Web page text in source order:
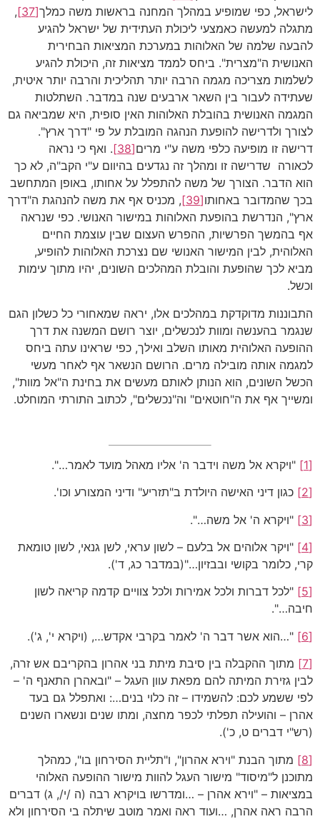
לישראל, כפי שמופיע במהלך המחנה בראשות משה כמלך[37]
,
מתגלה למעשה כאמצעי ליכולת העתידית של ישראל להגיע
להבעה שלמה של האלוהות במערכת המציאות הבחירית
האנושית ה"מצרית". ביחס לממד מציאות זה, היכולת להגיע
לשלמות מצריכה מגמה הרבה יותר תהליכית והרבה יותר איטית,
שעתידה לעבור בין השאר ארבעים שנה במדבר. השתלטות
המגמה האנושית בהובלת האלוהות האין סופית, היא שמביאה גם
לצורך ולדרישה להופעת הנהגה המובלת על פי "דרך ארץ".
דרישה זו מופיעה כלפי משה ע"י מרים[38]
. ואף כי נראה
לכאורה שדרישה זו ומהלך זה נגדעים בהיוום ע"י הקב"ה, לא כך
הוא הדבר. הצורך של משה להתפלל על אחותו, באופן המתחשב
בכך שהמדובר באחותו[39]
, מכניס אף את משה להנהגת ה"דרך
ארץ", הנדרשת בהופעת האלוהות במישור האנושי. כפי שנראה
אף בהמשך הפרשיות, ההפרש העצום שבין עוצמת החיים
האלוהית, לבין המישור האנושי שם נצרכת האלוהות להופיע,
מביא לכך שהופעת והובלת המהלכים השונים, יהיו מתוך עימות
וכשל.
התבוננות מדוקדקת במהלכים אלו, יראה שמאחורי כל כשלון הגם
שנגמר בהענשה ומוות לנכשלים, יוצר רושם המשנה את דרך
ההופעה האלוהית מאותו השלב ואילך, כפי שראינו עתה ביחס
למגמה אותה מובילה מרים. הרושם הנשאר אף לאחר מעשי
הכשל השונים, הוא הנותן לאותם מעשים את בחינת ה"אל מוות",
ומשייך אף את ה"חוטאים" וה"נכשלים", לכתוב התורתי המוחלט.
[1]
"ויקרא אל משה וידבר ה' אליו מאהל מועד לאמר…".
[2]
כגון דיני האישה היולדת ב"תזריע" ודיני המצורע וכו'.
[3]
"ויקרא ה' אל משה…".
[4]
"ויקר אלוהים אל בלעם – לשון עראי, לשן גנאי, לשון טומאת
קרי, כלומר בקושי ובבזיון…"(במדבר כג, ד').
[5]
"לכל דברות ולכל אמירות ולכל צוויים קדמה קריאה לשון
חיבה…".
[6]
"…הוא אשר דבר ה' לאמר בקרבי אקדש…, (ויקרא י', ג').
[7]
מתוך ההקבלה בין סיבת מיתת בני אהרון בהקריבם אש זרה,
לבין גזירת המיתה להם מפאת עוון העגל – "ובאהרן התאנף ה' –
לפי ששמע לכם: להשמידו – זה כלוי בנים…: ואתפלל גם בעד
אהרן – והועילה תפלתי לכפר מחצה, ומתו שנים ונשארו השנים
(רש"י דברים ט, כ').
[8]
מתוך הבנת "וירא אהרון", ו"תליית הסירחון בו", כמהלך
מתוכנן ל"מיסוד" מישור העגל להוות מישור ההופעה האלוהי
במציאות – "וירא אהרן – …ומדרשו בויקרא רבה (ה /י/, ג) דברים
הרבה ראה אהרן, …ועוד ראה ואמר מוטב שיתלה בי הסירחון ולא